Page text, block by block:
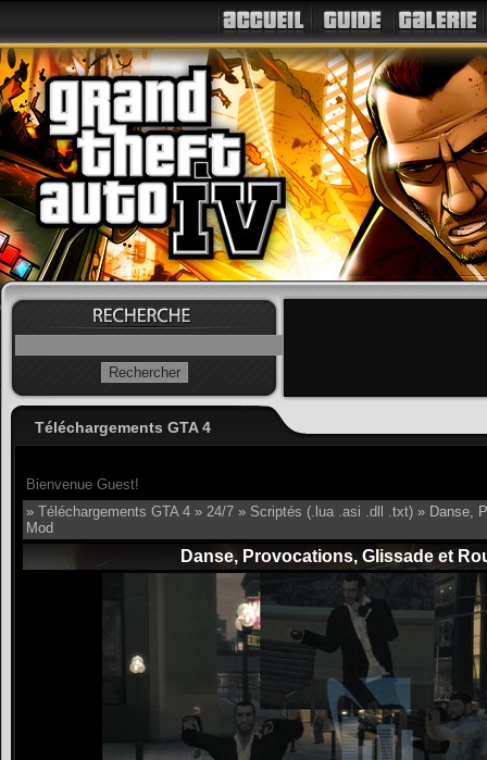
Téléchargements GTA 4
Bienvenue Guest!
» Téléchargements GTA 4 » 24/7 » Scriptés (.lua .asi .dll .txt) » Danse,
Mod
Danse, Provocations, Glissade et